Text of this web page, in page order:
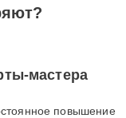
мастера
повышение